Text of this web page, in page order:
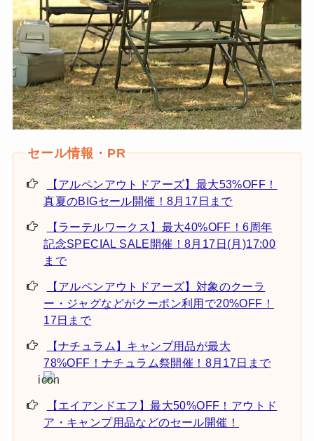
【アルペンアウトドアーズ】最大53%OFF！
真夏のBIGセール開催！8月17日まで
【ラーテルワークス】最大40%OFF！6周年
記念SPECIAL SALE開催！8月17日(月)17:00
まで
【アルペンアウトドアーズ】対象のクーラ
ー・ジャグなどがクーポン利用で20%OFF！
17日まで
【ナチュラム】キャンプ用品が最大
78%OFF！ナチュラム祭開催！8月17日まで
【エイアンドエフ】最大50%OFF！アウトド
ア・キャンプ用品などのセール開催！